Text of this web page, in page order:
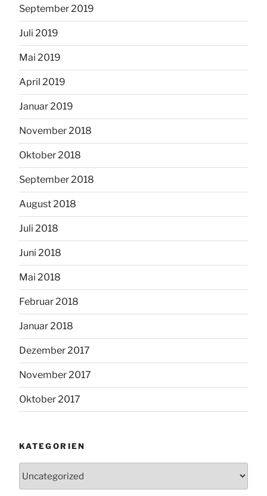
September 2019
Juli 2019
Mai 2019
April 2019
Januar 2019
November 2018
Oktober 2018
September 2018
August 2018
Juli 2018
Juni 2018
Mai 2018
Februar 2018
Januar 2018
Dezember 2017
November 2017
Oktober 2017
KATEGORIEN